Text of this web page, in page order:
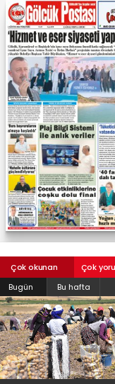
Çok okunan
Çok
Bugün
Bu hafta